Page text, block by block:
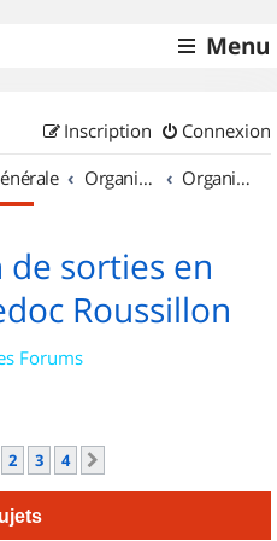
Menu
Connexion
Inscription
Organisation de sorties & Recherche de partenaires Organisation de sorties en région Languedoc Roussillon
sorties en
Roussillon
Forums
2 3 4